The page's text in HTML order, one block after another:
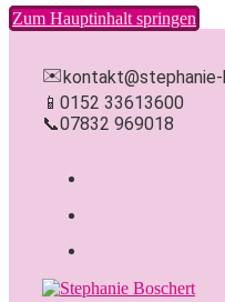
Zum Hauptinhalt springen
✉️
📱 0152 33613600
📞07832 969018